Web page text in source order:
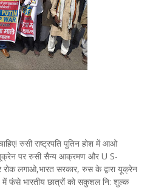
रुसी राष्ट्रपति पुतिन होश में आओ
यूक्रेन पर रुसी सैन्य आक्रमण और U S-
रोक लगाओ,भारत सरकार, रुस के द्वारा यूक्रेन
में फंसे भारतीय छात्रों को सकुशल नि: शुल्क